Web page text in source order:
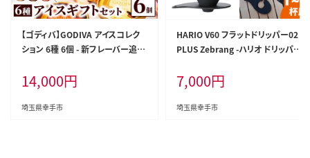
【ゴディバ】GODIVA アイスコレク
ション 6種 6個 - 新フレーバー追加
夏 お菓子 スイーツ お取り寄せ チ
ョコレートアイス チョコアイス ダ
ークチョコ ミルクチョコ クリスピ
14,000円
埼玉県幸手市
HARIO V60 フラットドリッパー02
PLUS Zebrang -ハリオ ドリッパー
パー コーヒー コンパクト 持ち運び
便利 簡単 組み立て アウトドア ソ
ロキャンプ キャンプ 家庭用 シリコ
7,000円
埼玉県幸手市